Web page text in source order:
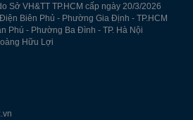
Sở VH&TT TP.HCM cấp ngày 20/3/2026
Biên Phủ - Phường Gia Định - TP.HCM
Phú - Phường Ba Đình - TP. Hà Nội
Hữu Lợi